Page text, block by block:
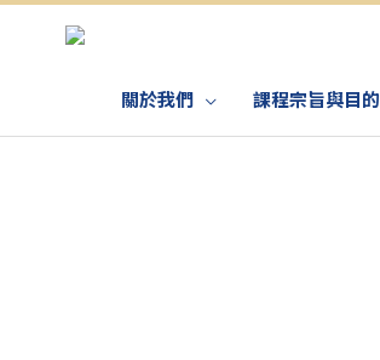
關於我們 課程宗旨與目的